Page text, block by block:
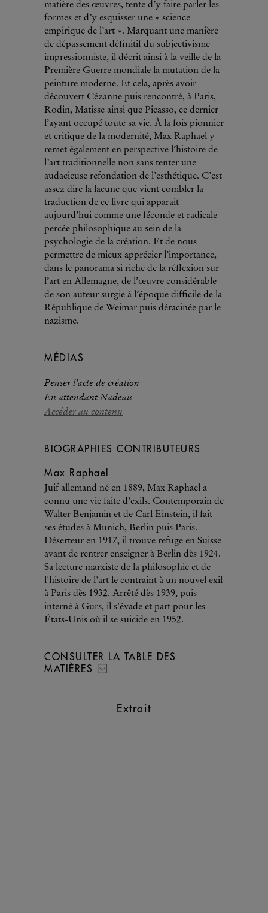
matière des œuvres, tente d’y faire parler les
formes et d’y esquisser une « science
empirique de l’art ». Marquant une manière
de dépassement définitif du subjectivisme
impressionniste, il décrit ainsi à la veille de la
Première Guerre mondiale la mutation de la
peinture moderne. Et cela, après avoir
découvert Cézanne puis rencontré, à Paris,
Rodin, Matisse ainsi que Picasso, ce dernier
l’ayant occupé toute sa vie. À la fois pionnier
et critique de la modernité, Max Raphael y
remet également en perspective l’histoire de
l’art traditionnelle non sans tenter une
audacieuse refondation de l’esthétique. C’est
assez dire la lacune que vient combler la
traduction de ce livre qui apparait
aujourd’hui comme une féconde et radicale
percée philosophique au sein de la
psychologie de la création. Et de nous
permettre de mieux apprécier l’importance,
dans le panorama si riche de la réflexion sur
l’art en Allemagne, de l’œuvre considérable
de son auteur surgie à l’époque difficile de la
République de Weimar puis déracinée par le
nazisme.
MÉDIAS
Penser l’acte de création
En attendant Nadeau
Accéder au contenu
BIOGRAPHIES CONTRIBUTEURS
Max Raphael
Juif allemand né en 1889, Max Raphael a
connu une vie faite d'exils. Contemporain de
Walter Benjamin et de Carl Einstein, il fait
ses études à Munich, Berlin puis Paris.
Déserteur en 1917, il trouve refuge en Suisse
avant de rentrer enseigner à Berlin dès 1924.
Sa lecture marxiste de la philosophie et de
l'histoire de l'art le contraint à un nouvel exil
à Paris dès 1932. Arrêté dès 1939, puis
interné à Gurs, il s'évade et part pour les
États-Unis où il se suicide en 1952.
CONSULTER LA TABLE DES
MATIÈRES
Extrait